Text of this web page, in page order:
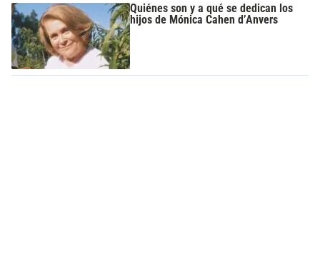
Quiénes son y a qué se dedican los
hijos de Mónica Cahen d’Anvers